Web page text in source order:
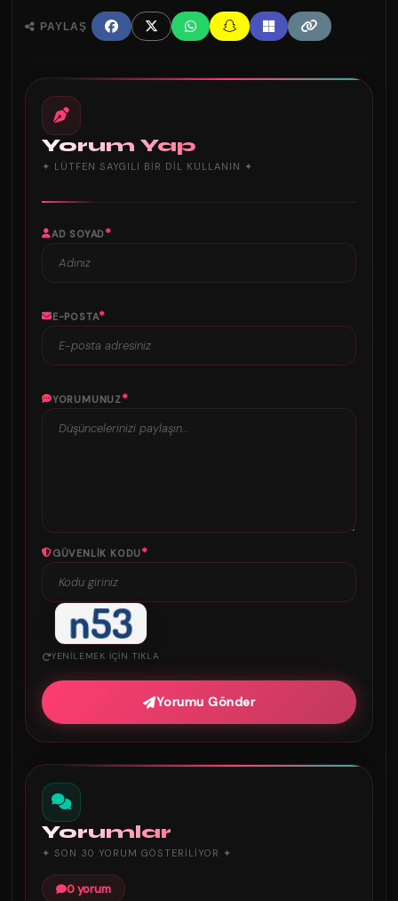
PAYLAŞ
Yorum Yap
✦ LÜTFEN SAYGILI BIR DIL KULLANIN ✦
AD SOYAD*
E-POSTA*
YORUMUNUZ*
GÜVENLIK KODU*
YENILEMEK IÇIN TIKLA
Yorumu Gönder
Yorumlar
✦ SON 30 YORUM GÖSTERILIYOR ✦
0 yorum